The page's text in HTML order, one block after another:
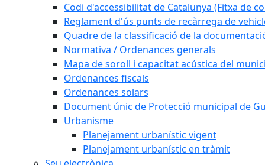
Codi d'accessibilitat de Catalunya (Fitxa de
Reglament d'ús punts de recàrrega de
Quadre de la classificació de la
Normativa / Ordenances generals
Mapa de soroll i capacitat acústica del
Ordenances fiscals
Ordenances solars
Document únic de Protecció municipal de
Urbanisme
Planejament urbanístic vigent
Planejament urbanístic en tràmit